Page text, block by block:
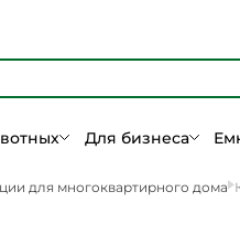
Для бизнеса
для многоквартирного дома